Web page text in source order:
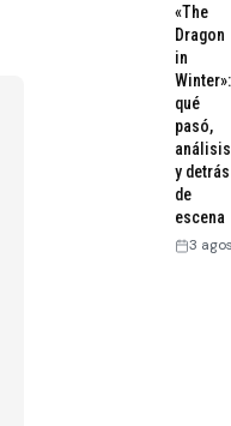
«The
Dragon
in
Winter»:
qué
pasó,
análisis
y detrás
de
escena
3